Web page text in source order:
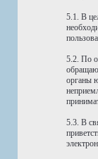
5.1. В
5.2. По
органы
5.3. В